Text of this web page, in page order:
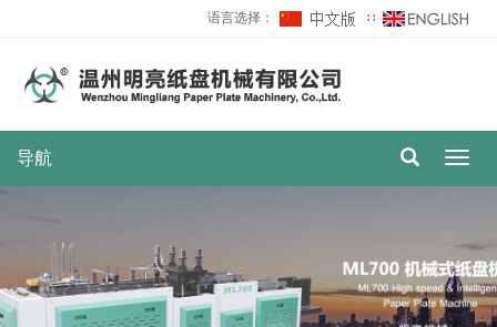
语言选择： ∷
导航